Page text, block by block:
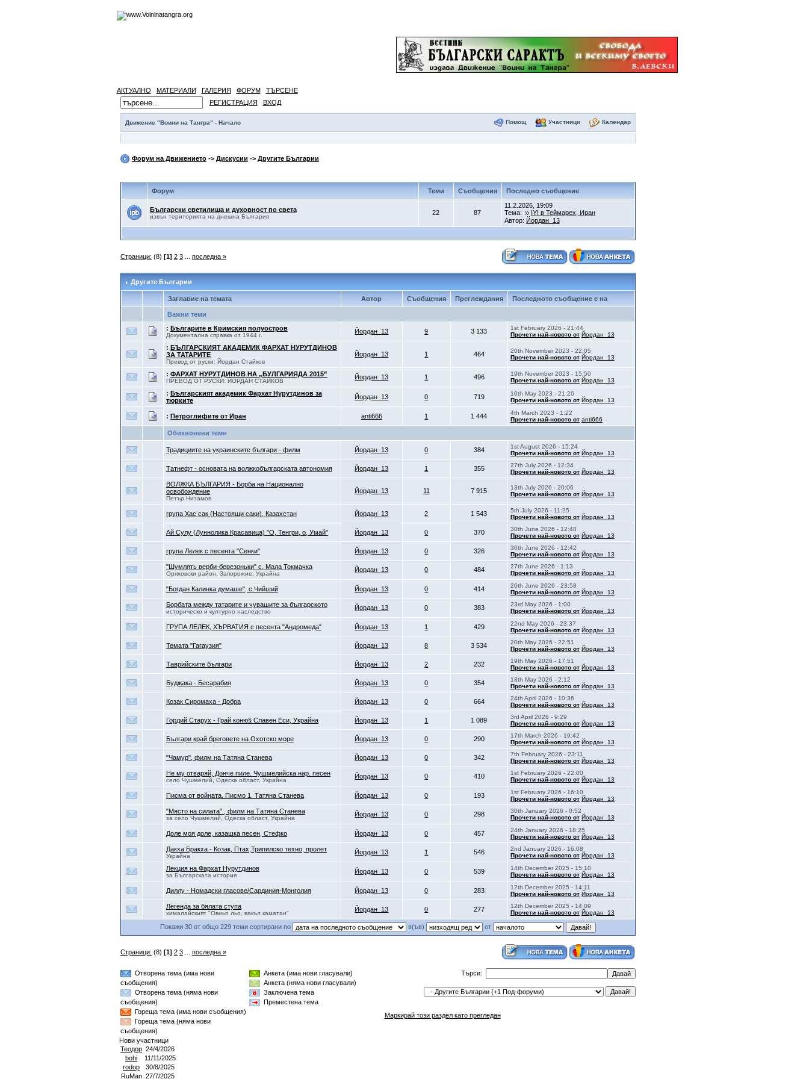
АКТУАЛНО МАТЕРИАЛИ ГАЛЕРИЯ ФОРУМ
ТЪРСЕНЕ
РЕГИСТРАЦИЯ
ВХОД
Движение "Воини на Тангра" - Начало Помощ Участници Календар
Форум на Движението-> Дискусии -> Другите Българии
Форум Теми Съобщения Последно съобщение
Български светилища и духовност по света
извън територията на днешна България
22 87
11.2.2026, 19:09
Тема:
IYI в Теймарех, Иран
Автор: Йордан_13
Страници: (8) [1] 2 3... последна »
Другите Българии
Заглавие на темата Автор Съобщения Преглеждания Последното съобщение е на
Важни теми
: Българите в Кримския полуостров
Документална справка от 1944 г.
Йордан_13 9 3 133
1st February 2026 - 21:44
Прочети най-новото от Йордан_13
: БЪЛГАРСКИЯТ АКАДЕМИК ФАРХАТ НУРУТДИНОВ
ЗА ТАТАРИТЕ
Превод от руски: Йордан Стайков
Йордан_13 1 464
20th November 2023 - 22:05
Прочети най-новото от Йордан_13
: ФАРХАТ НУРУТДИНОВ НА „БУЛГАРИЯДА 2015”
ПРЕВОД ОТ РУСКИ: ЙОРДАН СТАЙКОВ
Йордан_13 1 496
19th November 2023 - 15:50
Прочети най-новото от Йордан_13
: Българският академик Фархат Нурутдинов за
тюрките
Йордан_13 0 719
10th May 2023 - 21:26
Прочети най-новото от Йордан_13
: Петроглифите от Иран anti666 1 1 444
4th March 2023 - 1:22
Прочети най-новото от anti666
Обикновени теми
Традициите на украинските българи - филм Йордан_13 0 384
1st August 2026 - 15:24
Прочети най-новото от Йордан_13
Татнефт - основата на волжкобългарската автономия Йордан_13 1 355
27th July 2026 - 12:34
Прочети най-новото от Йордан_13
ВОЛЖКА БЪЛГАРИЯ - Борба на Национално
освобождение
Петър Низамов
Йордан_13 11 7 915
13th July 2026 - 20:06
Прочети най-новото от Йордан_13
група Хас сак (Настоящи саки), Казахстан Йордан_13 2 1 543
5th July 2026 - 11:25
Прочети най-новото от Йордан_13
Ай Сулу (Луннолика Красавица) "О, Тенгри, о, Умай" Йордан_13 0 370
30th June 2026 - 12:48
Прочети най-новото от Йордан_13
група Лелек с песента "Сенки" Йордан_13 0 326
30th June 2026 - 12:42
Прочети най-новото от Йордан_13
"Шумлять верби-березоньки" с. Мала Токмачка
Оряховски район, Запорожие, Украйна
Йордан_13 0 484
27th June 2026 - 1:13
Прочети най-новото от Йордан_13
"Богдан Калинка думаше", с.Чийший Йордан_13 0 414
26th June 2026 - 23:58
Прочети най-новото от Йордан_13
Борбата между татарите и чувашите за българското
историческо и културно наследство
Йордан_13 0 383
23rd May 2026 - 1:00
Прочети най-новото от Йордан_13
ГРУПА ЛЕЛЕК, ХЪРВАТИЯ с песента "Андромеда" Йордан_13 1 429
22nd May 2026 - 23:37
Прочети най-новото от Йордан_13
Темата "Гагаузия" Йордан_13 8 3 534
20th May 2026 - 22:51
Прочети най-новото от Йордан_13
Таврийските българи Йордан_13 2 232
19th May 2026 - 17:51
Прочети най-новото от Йордан_13
Буджака - Бесарабия Йордан_13 0 354
13th May 2026 - 2:12
Прочети най-новото от Йордан_13
Козак Сиромаха - Добра Йордан_13 0 664
24th April 2026 - 10:36
Прочети най-новото от Йордан_13
Гордий Старух - Грай коню§ Славен Еси, Украйна Йордан_13 1 1 089
3rd April 2026 - 9:29
Прочети най-новото от Йордан_13
Българи край бреговете на Охотско море Йордан_13 0 290
17th March 2026 - 19:42
Прочети най-новото от Йордан_13
"Чамур", филм на Татяна Станева Йордан_13 0 342
7th February 2026 - 23:11
Прочети най-новото от Йордан_13
Не му отваряй, Донче пиле. Чушмелийска нар. песен
село Чушмелий, Одеска област, Украйна
Йордан_13 0 410
1st February 2026 - 22:00
Прочети най-новото от Йордан_13
Писма от войната. Писмо 1. Татяна Станева Йордан_13 0 193
1st February 2026 - 16:10
Прочети най-новото от Йордан_13
"Място на силата" , филм на Татяна Станева
за село Чушмелий, Одеска област, Украйна
Йордан_13 0 298
30th January 2026 - 0:52
Прочети най-новото от Йордан_13
Доле моя доле, казашка песен, Стефко Йордан_13 0 457
24th January 2026 - 18:25
Прочети най-новото от Йордан_13
Дакха Бракха - Козак, Птах,Трипилско техно, пролет
Украйна
Йордан_13 1 546
2nd January 2026 - 16:08
Прочети най-новото от Йордан_13
Лекция на Фархат Нурутдинов
за Българската история
Йордан_13 0 539
14th December 2025 - 15:10
Прочети най-новото от Йордан_13
Диллу - Номадски гласове/Сардиния-Монголия Йордан_13 0 283
12th December 2025 - 14:11
Прочети най-новото от Йордан_13
Легенда за бялата ступа
хималайският "Овньо льо, вакъл каматан"
Йордан_13 0 277
12th December 2025 - 14:09
Прочети най-новото от Йордан_13
Покажи 30 от общо 229 теми сортирани по в(ъв) от
Страници: (8) [1] 2 3... последна »
Отворена тема (има нови
съобщения)
Отворена тема (няма нови
съобщения)
Гореща тема (има нови съобщения)
Гореща тема (няма нови
съобщения)
Анкета (има нови гласували)
Анкета (няма нови гласували)
Заключена тема
Преместена тема
Търси:
Маркирай този раздел като прегледан
Нови участници
Теодор 24/4/2026
bohi
11/11/2025
rodop
30/8/2025
RuMan 27/7/2025